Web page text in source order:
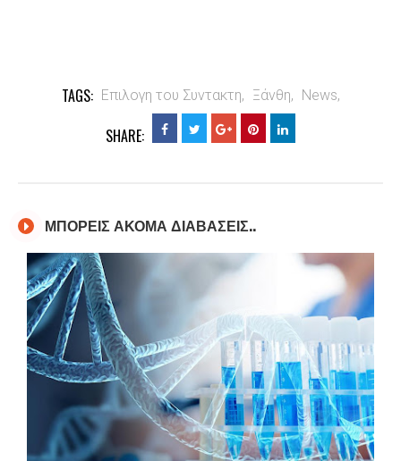
TAGS: Επιλογη του Συντακτη, Ξάνθη, News,
SHARE:
ΜΠΟΡΕΙΣ ΑΚΟΜΑ ΔΙΑΒΑΣΕΙΣ..